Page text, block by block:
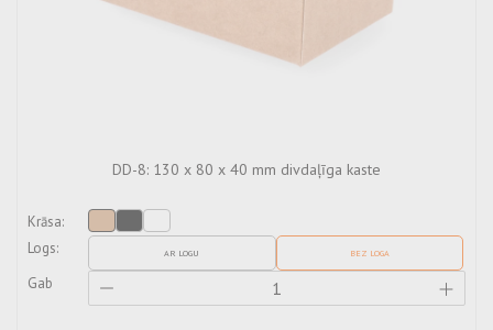
DD-8: 130 x 80 x 40 mm divdaļīga kaste
Krāsa:
Logs:
AR LOGU BEZ LOGA
Gab